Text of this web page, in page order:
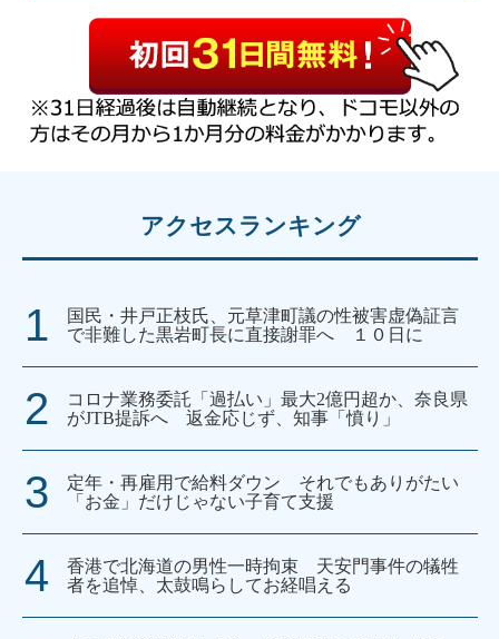
アクセスランキング
国民・井戸正枝氏、元草津町議の性被害虚偽証言
で非難した黒岩町長に直接謝罪へ １０日に
コロナ業務委託「過払い」最大2億円超か、奈良県
がJTB提訴へ 返金応じず、知事「憤り」
定年・再雇用で給料ダウン それでもありがたい
「お金」だけじゃない子育て支援
香港で北海道の男性一時拘束 天安門事件の犠牲
者を追悼、太鼓鳴らしてお経唱える